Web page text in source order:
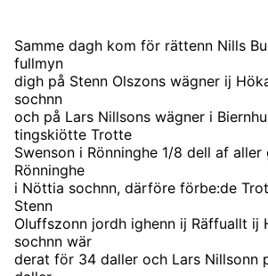
Samme dagh kom för rättenn Nills
fullmyn
digh på Stenn Olszons wägner ij
sochnn
och på Lars Nillsons wägner i
tingskiötte Trotte
Swenson i Rönninghe 1/8 dell af aller
Rönninghe
i Nöttia sochnn, därföre förbe:de
Stenn
Oluffszonn jordh ighenn ij Räffuallt ij
sochnn wär
derat för 34 daller och Lars Nillsonn